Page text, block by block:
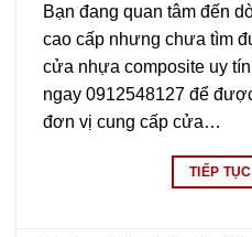
Bạn đang quan tâm đến
cao cấp nhưng chưa tìm
cửa nhựa composite uy
ngay 0912548127 để
đơn vị cung cấp cửa…
TIẾP